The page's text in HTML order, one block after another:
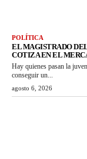
POLÍTICA
EL MAGISTRADO
COTIZA EN EL
Hay quienes pasan la
conseguir un...
agosto 6, 2026